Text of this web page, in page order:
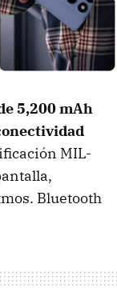
5,200 mAh
onectividad
MIL-
Bluetooth